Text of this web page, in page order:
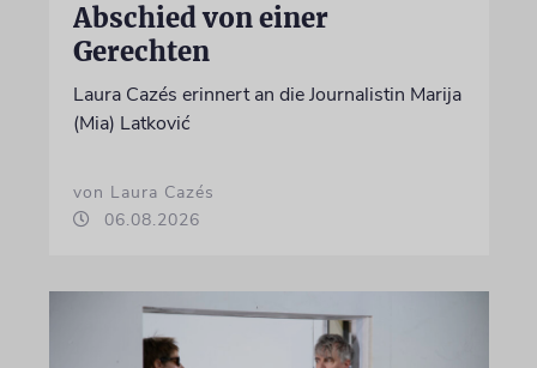
Abschied von einer
Gerechten
Laura Cazés erinnert an die Journalistin Marija
(Mia) Latković
von Laura Cazés
06.08.2026